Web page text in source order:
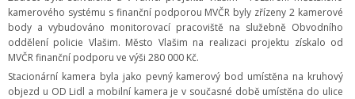
kamerového systému s finanční podporou MVČR byly zřízeny 2 kamerové
body a vybudováno monitorovací pracoviště na služebně Obvodního
oddělení policie Vlašim. Město Vlašim na realizaci projektu získalo od
MVČR finanční podporu ve výši 280 000 Kč.
Stacionární kamera byla jako pevný kamerový bod umístěna na kruhový
objezd u OD Lidl a mobilní kamera je v současné době umístěna do ulice